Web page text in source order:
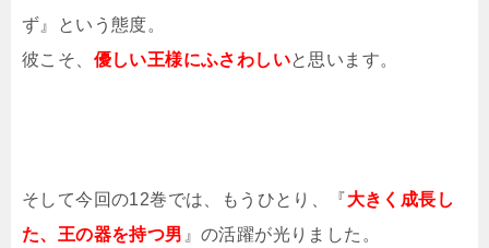
ず』という態度。
彼こそ、 優しい王様にふさわしいと思います。
そして今回の12巻では、もうひとり、『大きく成長し
た、王の器を持つ男 』の活躍が光りました。